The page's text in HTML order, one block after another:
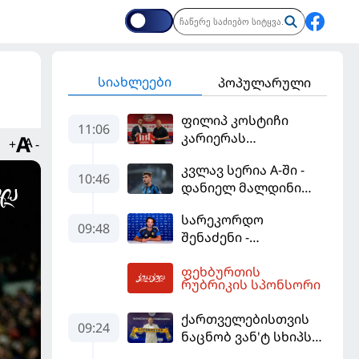
+ -
სიახლეები პოპულარული
11:06
ფილიპ კოსტიჩი
კარიერას
განაგრძობს
10:46
კვლავ სერია A-ში -
დანიელ მალდინი
ღირსებას დაიცავს
09:48
სარეკორდო
შენაძენი -
ლიგის მორიგ გუნდში
გადავიდა
ფეხბურთის
რუბრიკის სპონსორი
09:24
ქართველებისთვის
ნაცნობ ვან'ტ სხიპს